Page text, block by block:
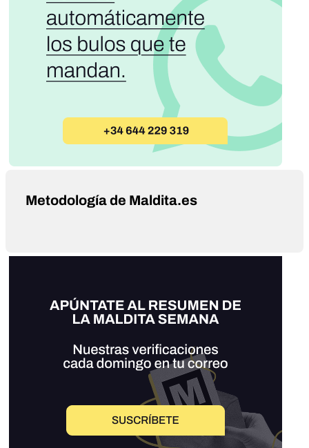
Metodología de Maldita.es